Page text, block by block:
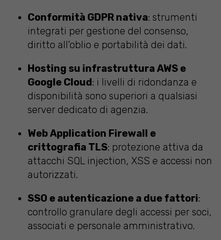
Conformità GDPR nativa: strumenti
integrati per gestione del consenso,
diritto all'oblio e portabilità dei dati.
Hosting su infrastruttura AWS e
Google Cloud: i livelli di ridondanza e
disponibilità sono superiori a qualsiasi
server dedicato di agenzia.
Web Application Firewall e
crittografia TLS: protezione attiva da
attacchi SQL injection, XSS e accessi non
autorizzati.
SSO e autenticazione a due fattori:
controllo granulare degli accessi per soci,
associati e personale amministrativo.